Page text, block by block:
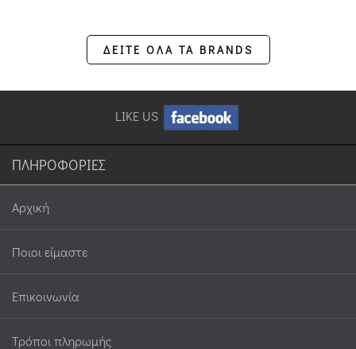
ΔΕΙΤΕ ΟΛΑ ΤΑ BRANDS
LIKE US
ΠΛΗΡΟΦΟΡΙΕΣ
Αρχική
Ποιοι είμαστε
Επικοινωνία
Τρόποι πληρωμής